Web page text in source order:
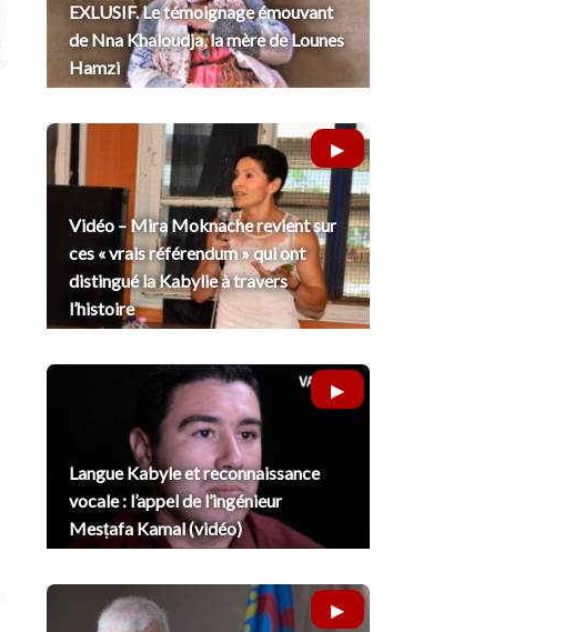
EXLUSIF. Le témoignage émouvant
de Nna Khaloudja, la mère de Lounes
Hamzi
Vidéo – Mira Moknache revient sur
ces « vrais référendum » qui ont
distingué la Kabylie à travers
l’histoire
Langue Kabyle et reconnaissance
vocale : l’appel de l’ingénieur
Mesṭafa Kamal (vidéo)